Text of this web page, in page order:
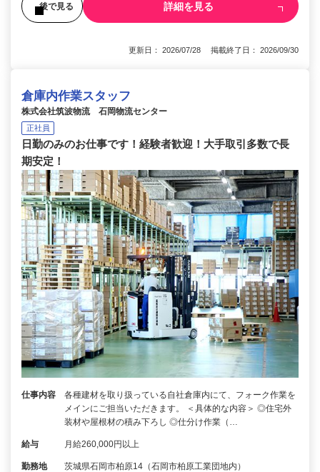
後で見る 詳細を見る
更新日： 2026/07/28 掲載終了日： 2026/09/30
倉庫内作業スタッフ
株式会社筑波物流 石岡物流センター
正社員
日勤のみのお仕事です！経験者歓迎！大手取引多数で長
期安定！
仕事内容
各種建材を取り扱っている自社倉庫内にて、フォーク作業を
メインにご担当いただきます。 ＜具体的な内容＞ ◎住宅外
装材や屋根材の積み下ろし ◎仕分け作業（…
給与 月給260,000円以上
勤務地 茨城県石岡市柏原14（石岡市柏原工業団地内）